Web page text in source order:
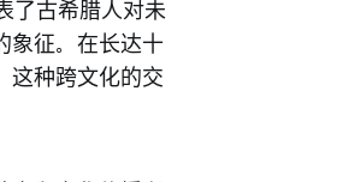
了古希腊人对未
象征。在长达十
这种跨文化的交